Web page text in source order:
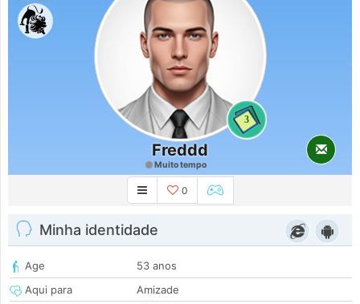
3
Freddd
Muito tempo
0
Minha identidade
Age
53 anos
Aqui para
Amizade